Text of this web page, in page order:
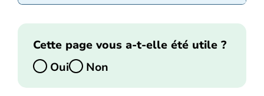
Cette page vous a-t-elle été utile ?
Oui
Non